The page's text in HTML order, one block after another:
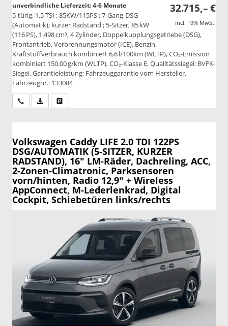
32.715,– €
incl. 19% MwSt.
unverbindliche Lieferzeit: 4-6 Monate
5-türig, 1.5 TSI ; 85KW/115PS ; 7-Gang-DSG
(Automatik); kurzer Radstand ; 5-Sitzer, 85 kW
(116 PS), 1.498 cm³, 4 Zylinder, Doppelkupplungsgetriebe (DSG),
Frontantrieb, Verbrennungsmotor (ICE), Benzin,
Kraftstoffverbrauch kombiniert 6,6 l/100km (WLTP), CO₂-Emission
kombiniert 150.00 g/km (WLTP), CO₂-Klasse E, Qualitätssiegel: BVFK-
Siegel, Garantieleistung: Fahrzeuggarantie vom Hersteller,
Fahrzeugnr.: 133084
Wir rufen Sie anPDF-Datei, Fahrzeugexposé drucken
Volkswagen Caddy LIFE 2.0 TDI 122PS
DSG/AUTOMATIK (5-SITZER, KURZER
RADSTAND), 16" LM-Räder, Dachreling, ACC,
2-Zonen-Climatronic, Parksensoren
vorn/hinten, Radio 12,9" + Wireless
AppConnect, M-Lederlenkrad, Digital
Cockpit, Schiebetüren links/rechts